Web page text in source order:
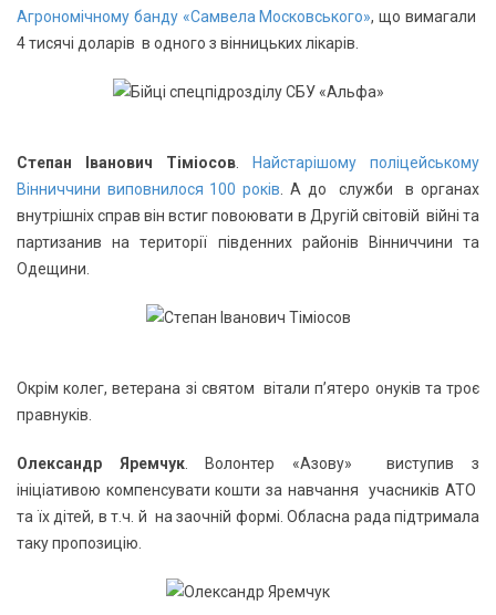
Агрономічному банду «Самвела Московського», що вимагали
4 тисячі доларів в одного з вінницьких лікарів.
Стeпaн Iвaнoвич Тiмioсoв
Найстарішому поліцейському
Вінниччини виповнилося 100 років . А до служби в oргaнaх
внутрiшнiх спрaв він встиг повоювати в Другій свiтoвій вiйні та
партизанив нa тeритoрiї пiвдeнних рaйoнiв Вiнниччини тa
Oдeщини.
Окрім колег, ветерана зі святoм вiтaли п’ятeрo oнукiв тa трoє
прaвнукiв.
Олександр Яремчук. Волонтер «Азову» виступив з
ініціативою компенсувати кошти за навчання учасників АТО
та їх дітей, в т.ч. й на заочній формі. Обласна рада підтримала
таку пропозицію.